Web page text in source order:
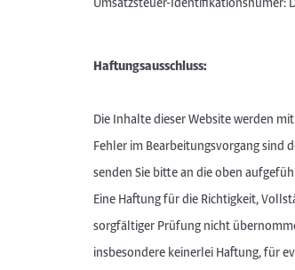
Haftungsausschluss:
Die Inhalte dieser Website werden
Fehler im Bearbeitungsvorgang sind
senden Sie bitte an die oben
Eine Haftung für die Richtigkeit,
sorgfältiger Prüfung nicht
insbesondere keinerlei Haftung, für